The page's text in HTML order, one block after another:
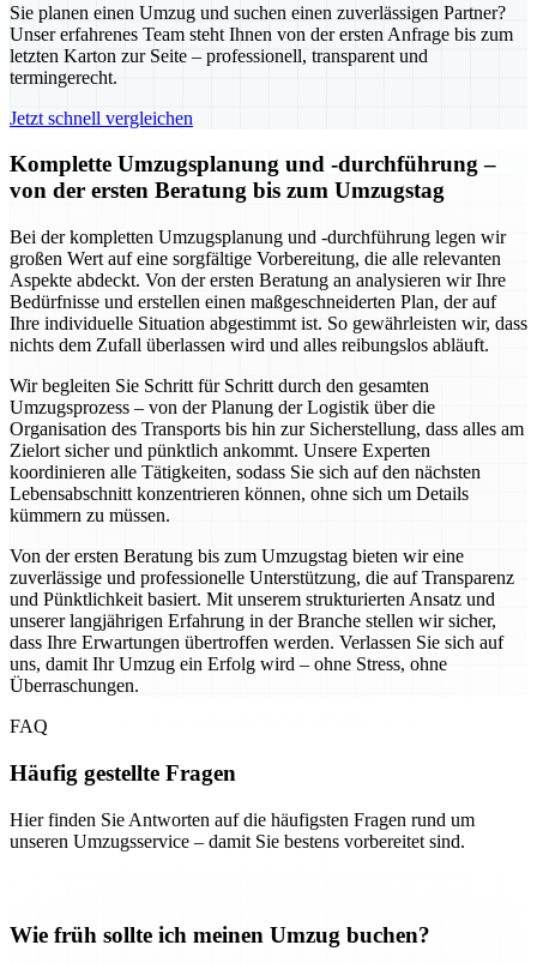
Sie planen einen Umzug und suchen einen zuverlässigen Partner?
Unser erfahrenes Team steht Ihnen von der ersten Anfrage bis zum
letzten Karton zur Seite – professionell, transparent und
termingerecht.
Jetzt schnell vergleichen
Komplette Umzugsplanung und -durchführung –
von der ersten Beratung bis zum Umzugstag
Bei der kompletten Umzugsplanung und -durchführung legen wir
großen Wert auf eine sorgfältige Vorbereitung, die alle relevanten
Aspekte abdeckt. Von der ersten Beratung an analysieren wir Ihre
Bedürfnisse und erstellen einen maßgeschneiderten Plan, der auf
Ihre individuelle Situation abgestimmt ist. So gewährleisten wir, dass
nichts dem Zufall überlassen wird und alles reibungslos abläuft.
Wir begleiten Sie Schritt für Schritt durch den gesamten
Umzugsprozess – von der Planung der Logistik über die
Organisation des Transports bis hin zur Sicherstellung, dass alles am
Zielort sicher und pünktlich ankommt. Unsere Experten
koordinieren alle Tätigkeiten, sodass Sie sich auf den nächsten
Lebensabschnitt konzentrieren können, ohne sich um Details
kümmern zu müssen.
Von der ersten Beratung bis zum Umzugstag bieten wir eine
zuverlässige und professionelle Unterstützung, die auf Transparenz
und Pünktlichkeit basiert. Mit unserem strukturierten Ansatz und
unserer langjährigen Erfahrung in der Branche stellen wir sicher,
dass Ihre Erwartungen übertroffen werden. Verlassen Sie sich auf
uns, damit Ihr Umzug ein Erfolg wird – ohne Stress, ohne
Überraschungen.
FAQ
Häufig gestellte Fragen
Hier finden Sie Antworten auf die häufigsten Fragen rund um
unseren Umzugsservice – damit Sie bestens vorbereitet sind.
Wie früh sollte ich meinen Umzug buchen?